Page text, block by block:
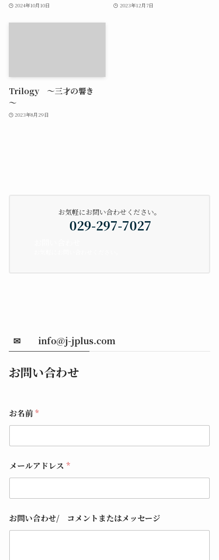
2024年10月10日 2023年12月7日
Trilogy ～三才の響き
～
2023年8月29日
お気軽にお問い合わせください。
029-297-7027
✉ info@j-jplus.com
お問い合わせ
ー
ル
ド
ス
お
名
メ
ル
お名前 *
メールアドレス *
お問い合わせ/ コメントまたはメッセージ